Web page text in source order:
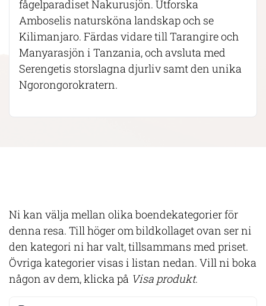
fågelparadiset Nakurusjön. Utforska
Amboselis natursköna landskap och se
Kilimanjaro. Färdas vidare till Tarangire och
Manyarasjön i Tanzania, och avsluta med
Serengetis storslagna djurliv samt den unika
Ngorongorokratern.
Ni kan välja mellan olika boendekategorier för
denna resa. Till höger om bildkollaget ovan ser ni
den kategori ni har valt, tillsammans med priset.
Övriga kategorier visas i listan nedan. Vill ni boka
någon av dem, klicka på Visa produkt.